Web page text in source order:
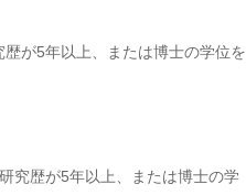
が5年以上、または博士の学位を
究歴が5年以上、または博士の学